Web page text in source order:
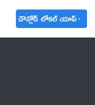
డౌన్లోడ్ లోకల్ యాప్